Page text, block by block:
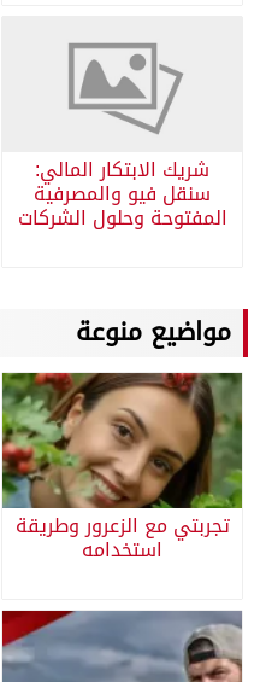
شريك الابتكار المالي:
سنقل فيو والمصرفية
المفتوحة وحلول الشركات
مواضيع منوعة
تجربتي مع الزعرور وطريقة
استخدامه